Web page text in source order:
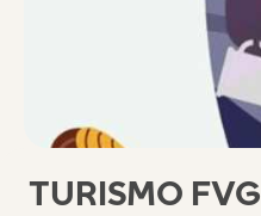
TURISMO FVG